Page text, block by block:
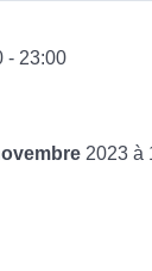
- 23:00
2023 à